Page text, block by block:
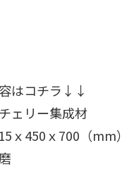
はコチラ↓↓
ェリー集成材
ｘ450ｘ700（mm）